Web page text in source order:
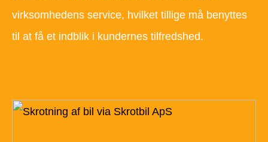
virksomhedens service, hvilket tillige må benyttes
til at få et indblik i kundernes tilfredshed.